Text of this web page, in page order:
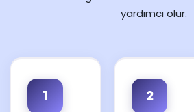
yardımcı olur.
1 2